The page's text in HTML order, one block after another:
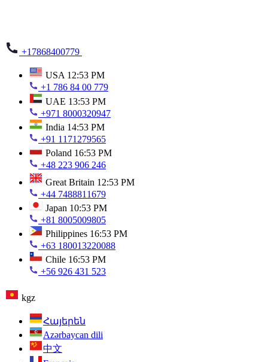
+17868400779
USA 12:53 PM
+1 786 84 00 779
UAE 13:53 PM
+971 8000320947
India 14:53 PM
+91 1171279565
Poland 16:53 PM
+48 223 906 246
Great Britain 12:53 PM
+44 7488811679
Japan 10:53 PM
+81 8005009805
Philippines 16:53 PM
+63 180013220088
Chile 16:53 PM
+56 926 431 523
kgz
Հայերեն
Azərbaycan dili
中文